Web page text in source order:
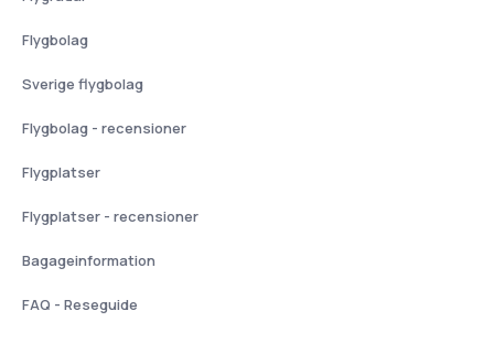
Flygbolag
Sverige flygbolag
Flygbolag - recensioner
Flygplatser
Flygplatser - recensioner
Bagageinformation
FAQ - Reseguide